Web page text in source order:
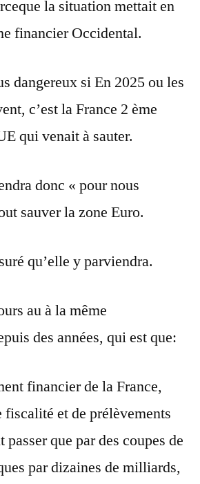
la situation mettait en
financier Occidental.
dangereux si En 2025 ou les
c’est la France 2 ème
qui venait à sauter.
donc « pour nous
sauver la zone Euro.
qu’elle y parviendra.
au à la même
des années, qui est que:
financier de la France,
fiscalité et de prélèvements
passer que par des coupes de
par dizaines de milliards,